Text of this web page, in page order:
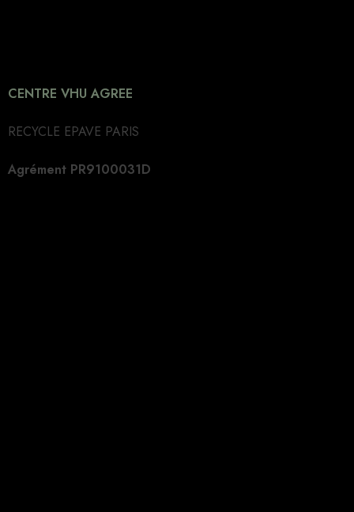
CENTRE VHU AGREE
RECYCLE EPAVE PARIS
Agrément PR9100031D